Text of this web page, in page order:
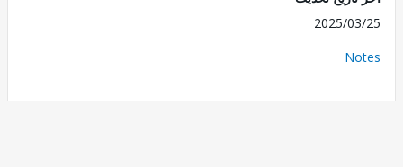
2025/